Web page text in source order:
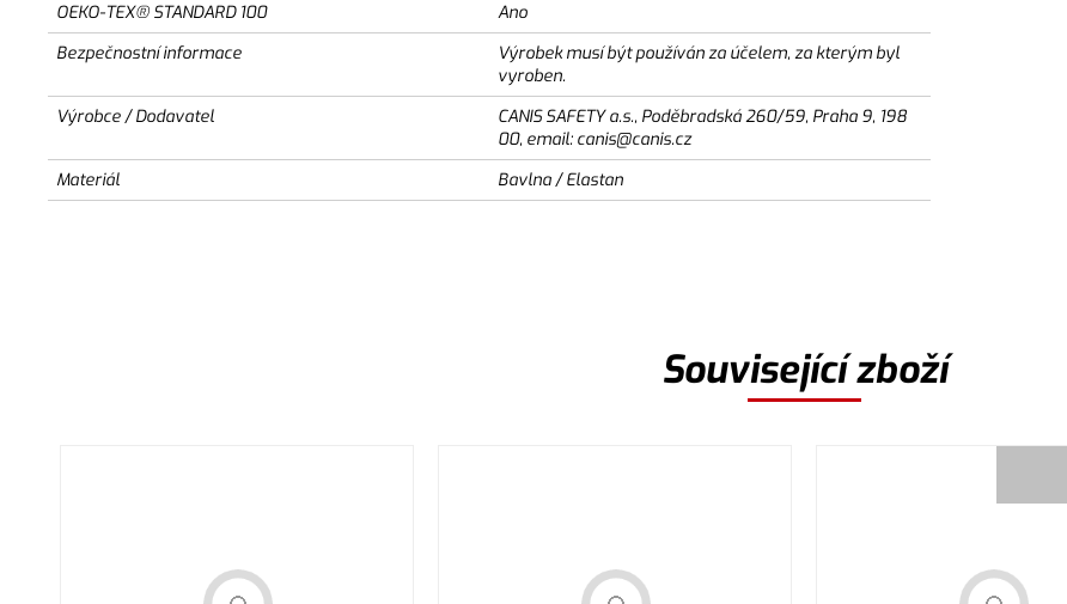
OEKO-TEX® STANDARD 100
Ano
Bezpečnostní informace
Výrobek musí být používán za účelem, za kterým byl
vyroben.
Výrobce / Dodavatel
CANIS SAFETY a.s., Poděbradská 260/59, Praha 9, 198
00, email: canis@canis.cz
Materiál
Bavlna / Elastan
Související zboží